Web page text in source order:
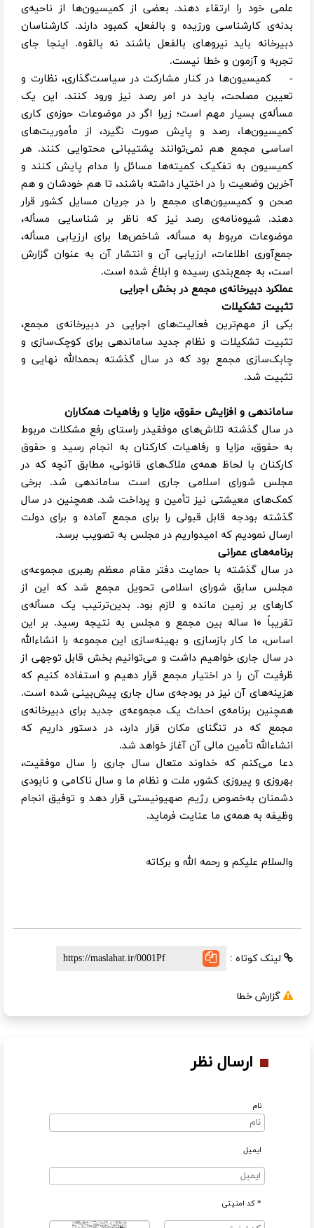
علمی خود را ارتقاء دهند. بعضی از کمیسیون‌ها از ناحیه‌ی
بدنه‌ی کارشناسی ورزیده و بالفعل، کمبود دارند. کارشناسان
دبیرخانه باید نیروهای بالفعل باشند نه بالقوه. اینجا جای
تجربه و آزمون و خطا نیست.
- کمیسیون‌ها در کنار مشارکت در سیاست‌گذاری، نظارت و
تعیین مصلحت، باید در امر رصد نیز ورود کنند. این یک
مسأله‌ی بسیار مهم است؛ زیرا اگر در موضوعات حوزه‌ی کاری
کمیسیون‌ها، رصد و پایش صورت نگیرد، از مأموریت‌های
اساسی مجمع هم نمی‌توانند پشتیبانی محتوایی کنند. هر
کمیسیون به تفکیک کمیته‌ها مسائل را مدام پایش کنند و
آخرین وضعیت را در اختیار داشته باشند، تا هم خودشان و هم
صحن و کمیسیون‌های مجمع را در جریان مسایل کشور قرار
دهند. شیوه‌نامه‌ی رصد نیز که ناظر بر شناسایی مسأله،
موضوعات مربوط به مسأله، شاخص‌ها برای ارزیابی مسأله،
جمع‌آوری اطلاعات، ارزیابی آن و انتشار آن به عنوان گزارش
است، به جمع‌بندی رسیده و ابلاغ شده است.
عملکرد دبیرخانه‌ی مجمع در بخش اجرایی
تثبیت تشکیلات
یکی از مهم‌ترین فعالیت‌های اجرایی در دبیرخانه‌ی مجمع،
تثبیت تشکیلات و نظام جدید ساماندهی برای کوچک‌سازی و
چابک‌سازی مجمع بود که در سال گذشته بحمدالله نهایی و
تثبیت شد.
ساماندهی و افزایش حقوق، مزایا و رفاهیات همکاران
در سال گذشته تلاش‌های موفقیدر راستای رفع مشکلات مربوط
به حقوق، مزایا و رفاهیات کارکنان به انجام رسید و حقوق
کارکنان با لحاظ همه‌ی ملاک‌های قانونی، مطابق آنچه که در
مجلس شورای اسلامی جاری است ساماندهی شد. برخی
کمک‌های معیشتی نیز تأمین و پرداخت شد. همچنین در سال
گذشته بودجه قابل قبولی را برای مجمع آماده و برای دولت
ارسال نمودیم که امیدواریم در مجلس به تصویب برسد.
برنامه‌های عمرانی
در سال گذشته با حمایت دفتر مقام معظم رهبری مجموعه‌ی
مجلس سابق شورای اسلامی تحویل مجمع شد که این از
کارهای بر زمین مانده و لازم بود. بدین‌ترتیب یک مسأله‌ی
تقریباً ۱۰ ساله بین مجمع و مجلس به نتیجه رسید. بر این
اساس، ما کار بازسازی و بهینه‌سازی این مجموعه را انشاءالله
در سال جاری خواهیم داشت و می‌توانیم بخش قابل توجهی از
ظرفیت آن را در اختیار مجمع قرار دهیم و استفاده کنیم که
هزینه‌های آن نیز در بودجه‌ی سال جاری پیش‌بینی شده است.
همچنین برنامه‌ی احداث یک مجموعه‌ی جدید برای دبیرخانه‌ی
مجمع که در تنگنای مکان قرار دارد، در دستور داریم که
انشاءالله تأمین مالی آن آغاز خواهد شد.
دعا می‌کنم که خداوند متعال سال جاری را سال موفقیت،
بهروزی و پیروزی کشور، ملت و نظام ما و سال ناکامی و نابودی
دشمنان به‌خصوص رژیم صهیونیستی قرار دهد و توفیق انجام
وظیفه به همه‌ی ما عنایت فرماید.
والسلام علیکم و رحمه الله و برکاته
لینک کوتاه :
گزارش خطا
ارسال نظر
نام
ایمیل
* کد امنیتی